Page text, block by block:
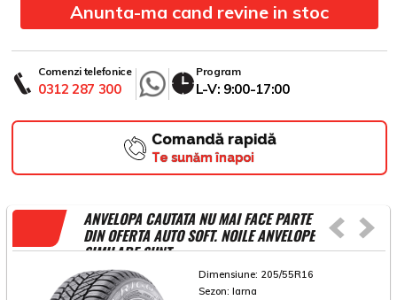
Anunta-ma cand revine in stoc
Comenzi telefonice
0312 287 300
Program
L-V: 9:00-17:00
Comandă rapidă
Te sunăm înapoi
ANVELOPA CAUTATA NU MAI FACE PARTE
DIN OFERTA AUTO SOFT. NOILE ANVELOPE
SIMILARE SUNT
Dimensiune: 205/55R16
Sezon: Iarna